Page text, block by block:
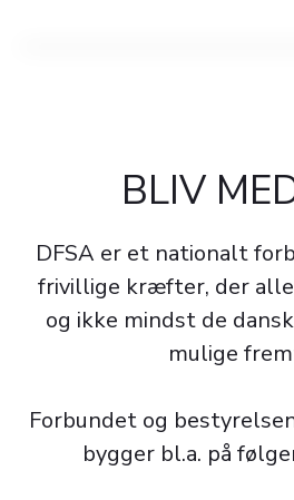
BLIV
DFSA er et nationalt
frivillige kræfter, der
og ikke mindst de
mulige
Forbundet og
bygger bl.a. på